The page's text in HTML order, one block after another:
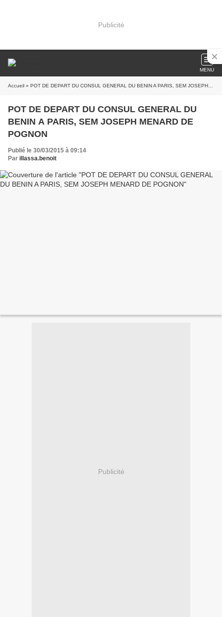
Publicité
MENU
Accueil » POT DE DEPART DU CONSUL GENERAL DU BENIN A PARIS, SEM JOSEPH MENARD DE POGNON
POT DE DEPART DU CONSUL GENERAL DU
BENIN A PARIS, SEM JOSEPH MENARD DE
POGNON
Publié le 30/03/2015 à 09:14
Par illassa.benoit
Publicité